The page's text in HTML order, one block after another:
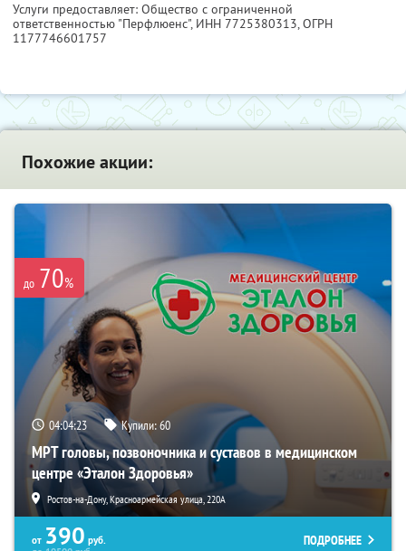
Услуги предоставляет: Общество с ограниченной
ответственностью "Перфлюенс", ИНН 7725380313, ОГРН
1177746601757
Похожие акции:
до 70%
04:04:22 Купили:60
МРТ головы, позвоночника и суставов в медицинском
центре «Эталон Здоровья»
Ростов-на-Дону, Красноармейская улица, 220А
от 390 руб.
ПОДРОБНЕЕ